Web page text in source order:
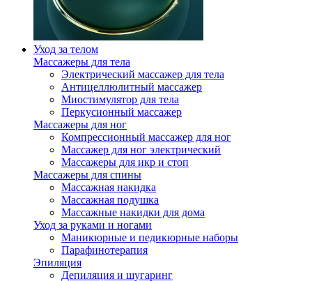
Уход за телом
Массажеры для тела
Электрический массажер для тела
Антицеллюлитный массажер
Миостимулятор для тела
Перкусионный массажер
Массажеры для ног
Компрессионный массажер для ног
Массажер для ног электрический
Массажеры для икр и стоп
Массажеры для спины
Массажная накидка
Массажная подушка
Массажные накидки для дома
Уход за руками и ногами
Маникюрные и педикюрные наборы
Парафинотерапия
Эпиляция
Депиляция и шугаринг